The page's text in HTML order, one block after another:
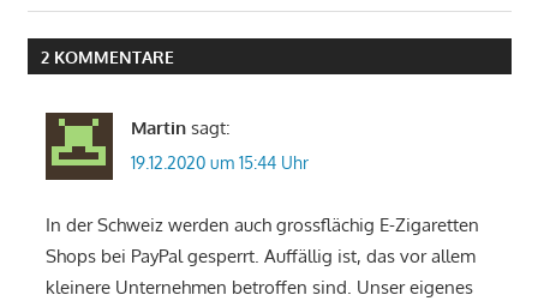
2 KOMMENTARE
Martin sagt:
19.12.2020 um 15:44 Uhr
In der Schweiz werden auch grossflächig E-Zigaretten
Shops bei PayPal gesperrt. Auffällig ist, das vor allem
kleinere Unternehmen betroffen sind. Unser eigenes